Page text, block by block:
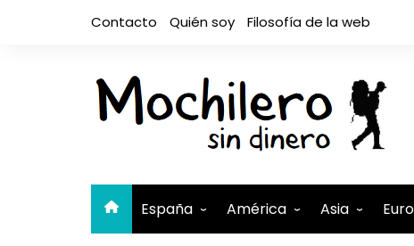
Contacto Quién soy Filosofía de la web
España América Asia